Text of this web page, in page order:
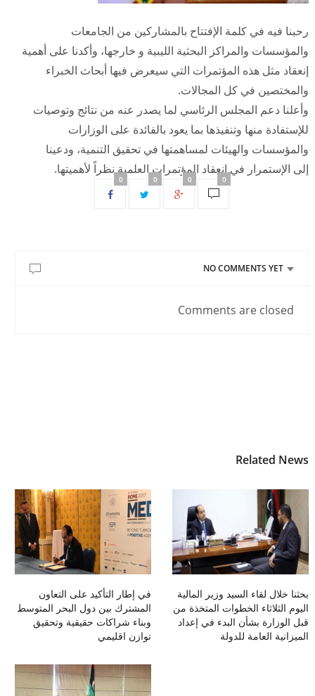
رحبنا فيه في كلمة الإفتتاح بالمشاركين من الجامعات
والمؤسسات والمراكز البحثية الليبية و خارجها، وأكدنا على أهمية
إنعقاد مثل هذه المؤتمرات التي سيعرض فيها أبحاث الخبراء
والمختصين في كل المجالات.
وأعلنا دعم المجلس الرئاسي لما يصدر عنه من نتائج وتوصيات
للإستفادة منها وتنفيذها بما يعود بالفائدة على الوزارات
والمؤسسات والهيئات لمساهمتها في تحقيق التنمية، ودعينا
إلى الإستمرار في إنعقاد المؤتمرات العلمية نظراً لأهميتها.
0 0 0 0
NO COMMENTS YET
Comments are closed
Related News
في إطار التأكيد على التعاون
المشترك بين دول البحر المتوسط
وبناء شراكات حقيقية وتحقيق
توازن اقليمي
بحثنا خلال لقاء السيد وزير المالية
اليوم الثلاثاء الخطوات المتخذة من
قبل الوزارة بشأن البدء في إعداد
الميزانية العامة للدولة